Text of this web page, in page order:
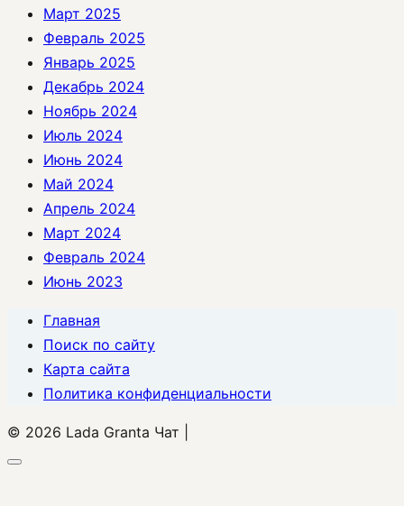
Март 2025
Февраль 2025
Январь 2025
Декабрь 2024
Ноябрь 2024
Июль 2024
Июнь 2024
Май 2024
Апрель 2024
Март 2024
Февраль 2024
Июнь 2023
Главная
Поиск по сайту
Карта сайта
Политика конфиденциальности
© 2026 Lada Granta Чат |